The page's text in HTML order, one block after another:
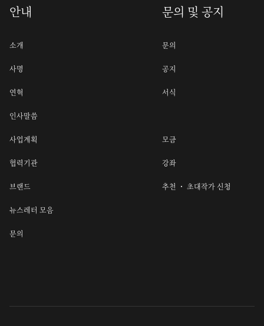
안내
소개
사명
연혁
인사말씀
사업계획
협력기관
브랜드
뉴스레터 모음
문의
문의 및 공지
문의
공지
서식
모금
강좌
추천 ・ 초대작가 신청